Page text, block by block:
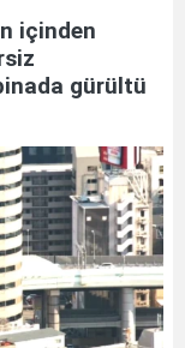
içinden
gürültü